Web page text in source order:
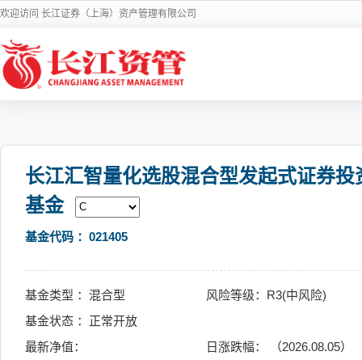
欢迎访问 长江证券（上海）资产管理有限公司
长江汇智量化选股混合型发起式证券投
基金
基金代码 ：021405
基金类型 ：混合型
风险等级：R3(中风险)
基金状态 ：正常开放
最新净值：
日涨跌幅： （2026.08.05）